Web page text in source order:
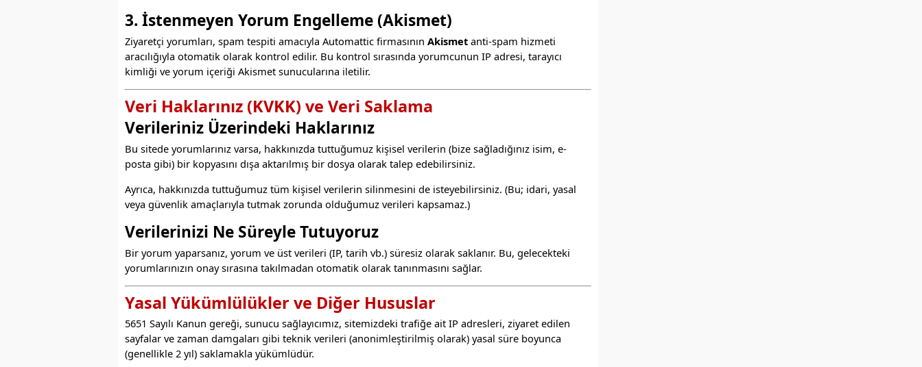
3. İstenmeyen Yorum Engelleme (Akismet)
Ziyaretçi yorumları, spam tespiti amacıyla Automattic firmasının Akismet anti-spam hizmeti
aracılığıyla otomatik olarak kontrol edilir. Bu kontrol sırasında yorumcunun IP adresi, tarayıcı
kimliği ve yorum içeriği Akismet sunucularına iletilir.
Veri Haklarınız (KVKK) ve Veri Saklama
Verileriniz Üzerindeki Haklarınız
Bu sitede yorumlarınız varsa, hakkınızda tuttuğumuz kişisel verilerin (bize sağladığınız isim, e-
posta gibi) bir kopyasını dışa aktarılmış bir dosya olarak talep edebilirsiniz.
Ayrıca, hakkınızda tuttuğumuz tüm kişisel verilerin silinmesini de isteyebilirsiniz. (Bu; idari, yasal
veya güvenlik amaçlarıyla tutmak zorunda olduğumuz verileri kapsamaz.)
Verilerinizi Ne Süreyle Tutuyoruz
Bir yorum yaparsanız, yorum ve üst verileri (IP, tarih vb.) süresiz olarak saklanır. Bu, gelecekteki
yorumlarınızın onay sırasına takılmadan otomatik olarak tanınmasını sağlar.
Yasal Yükümlülükler ve Diğer Hususlar
5651 Sayılı Kanun gereği, sunucu sağlayıcımız, sitemizdeki trafiğe ait IP adresleri, ziyaret edilen
sayfalar ve zaman damgaları gibi teknik verileri (anonimleştirilmiş olarak) yasal süre boyunca
(genellikle 2 yıl) saklamakla yükümlüdür.